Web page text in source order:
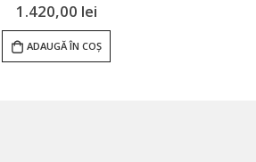
1.420,00 lei
ADAUGĂ ÎN COȘ